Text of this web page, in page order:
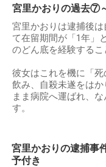
宮里かおりの過去⑦
宮里かおりは逮捕後
て在留期間が「1年」
のどん底を経験するこ
彼女はこれを機に「
飲み、自殺未遂をは
まま病院へ運ばれ、
す。
宮里かおりの逮捕事
予付き